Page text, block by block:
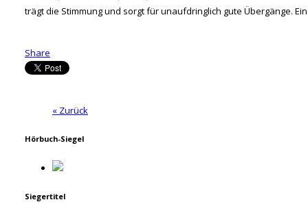
trägt die Stimmung und sorgt für unaufdringlich gute Übergänge.
Share
« Zurück
Hörbuch-Siegel
Siegertitel